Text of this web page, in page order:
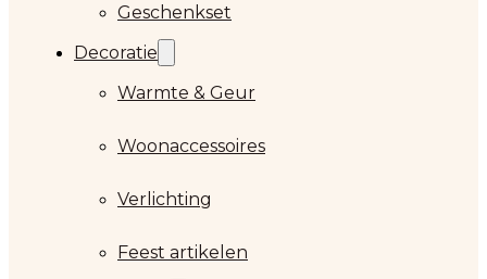
Geschenkset
Decoratie
Warmte & Geur
Woonaccessoires
Verlichting
Feest artikelen